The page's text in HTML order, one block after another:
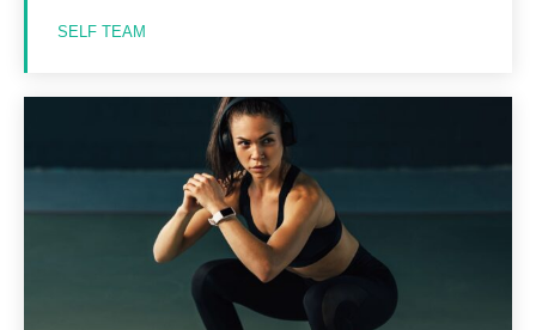
SELF TEAM